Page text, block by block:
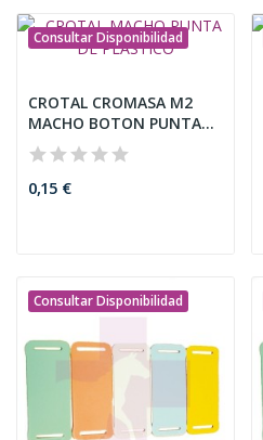
Consultar Disponibilidad
CROTAL CROMASA M2
MACHO BOTON PUNTA
DE PLASTICO
0,15 €
Consultar Disponibilidad